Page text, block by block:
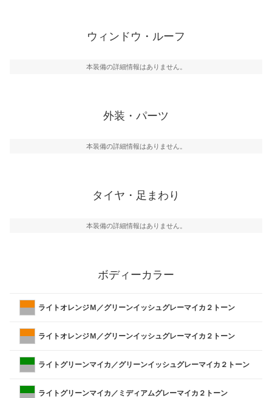
ウィンドウ・ルーフ
本装備の詳細情報はありません。
外装・パーツ
本装備の詳細情報はありません。
タイヤ・足まわり
本装備の詳細情報はありません。
ボディーカラー
ライトオレンジＭ／グリーンイッシュグレーマイカ２トーン
ライトオレンジＭ／グリーンイッシュグレーマイカ２トーン
ライトグリーンマイカ／グリーンイッシュグレーマイカ２トーン
ライトグリーンマイカ／ミディアムグレーマイカ２トーン